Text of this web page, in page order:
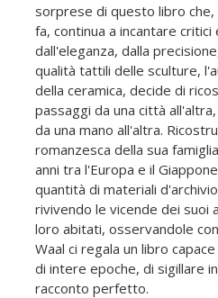
sorprese di questo libro che,
fa, continua a incantare
dall'eleganza, dalla
qualità tattili delle sculture,
della ceramica, decide di
passaggi da una città
da una mano all'altra.
romanzesca della sua
anni tra l'Europa e il
quantità di materiali
rivivendo le vicende dei suoi
loro abitati, osservandole
Waal ci regala un libro
di intere epoche, di sigillare
racconto perfetto.